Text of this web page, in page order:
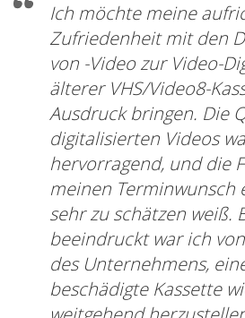
Ich möchte meine
Zufriedenheit mit den
von -Video zur Video-
älterer VHS/Video8-
Ausdruck bringen. Die
digitalisierten Videos
hervorragend, und die
meinen Terminwunsch
sehr zu schätzen weiß.
beeindruckt war ich
des Unternehmens,
beschädigte Kassette